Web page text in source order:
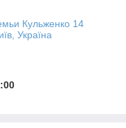
Кульженко 14
Україна